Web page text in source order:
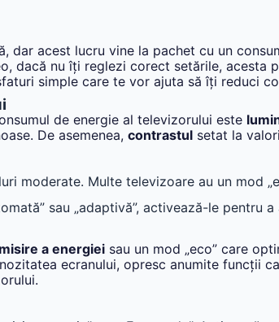
acest lucru vine la pachet cu un
dacă nu îți reglezi corect setările,
simple care te vor ajuta să îți reduci
de energie al televizorului este
De asemenea, contrastul setat la
moderate. Multe televizoare au un mod
sau „adaptivă”, activează-le pentru
a energiei sau un mod „eco” care
ecranului, opresc anumite funcții